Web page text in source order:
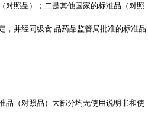
对照品）；二是其他国家的标准品（对照
，并经同级食 品药品监管局批准的标准品
品（对照品）大部分均无使用说明书和使